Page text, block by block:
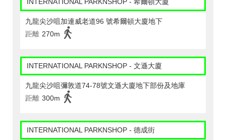
INTERNATIONAL PARKNSHOP - 希爾頓大廈
九龍尖沙咀加連威老道96 號希爾頓大廈地下
距離 270m
INTERNATIONAL PARKNSHOP - 文遜大廈
九龍尖沙咀彌敦道74-78號文遜大廈地下部份及地庫
距離 300m
INTERNATIONAL PARKNSHOP - 德成街